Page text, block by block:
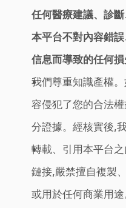
任何醫療建議、診斷
本平台不對內容錯
信息而導致的任何損
我們尊重知識產權
容侵犯了您的合法
分證據。經核實後,
轉載、引用本平台
鏈接,嚴禁擅自複製
或用於任何商業用